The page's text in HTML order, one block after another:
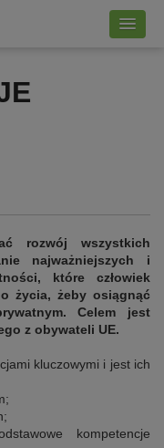
rozwój wszystkich
najważniejszych i
które człowiek
życia, żeby osiągnąć
Celem jest
z obywateli UE.
kluczowymi i jest ich
kompetencje